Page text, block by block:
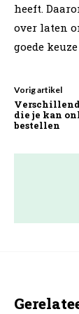
heeft.
over laten
goede
Vorig artikel
die je kan
bestellen